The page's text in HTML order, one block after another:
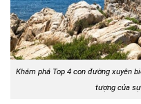
Khám phá Top 4 con đường xuyên
tượng của